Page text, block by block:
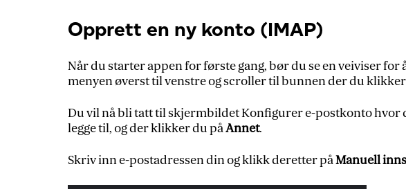
Opprett en ny konto (IMAP)
Når du starter appen for første gang, bør du se en veiviser for
menyen øverst til venstre og scroller til bunnen der du
Du vil nå bli tatt til skjermbildet Konfigurer e-postkonto hvor
legge til, og der klikker du påAnnet.
Skriv inn e-postadressen din og klikk deretter påManuell